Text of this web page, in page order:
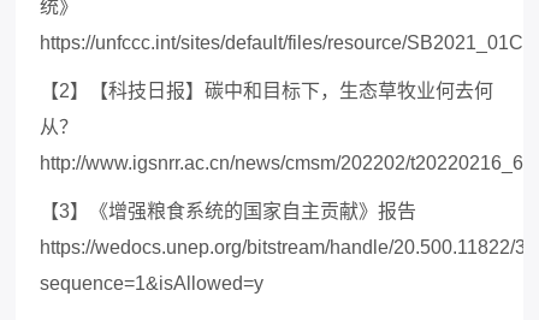
统》
https://unfccc.int/sites/default/files/resource/
【2】【科技日报】碳中和目标下，生态草牧业何去何
从？
http://www.igsnrr.ac.cn/news/cmsm/202202/
【3】《增强粮食系统的国家自主贡献》报告
https://wedocs.unep.org/bitstream/handle/20.500.11822/
sequence=1&isAllowed=y